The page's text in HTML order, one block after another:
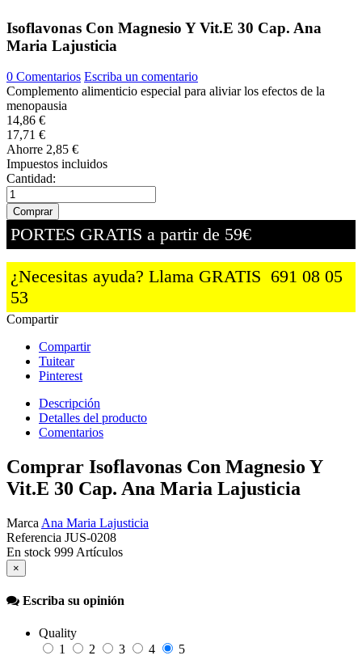
Isoflavonas Con Magnesio Y Vit.E 30 Cap. Ana
Maria Lajusticia
0 Comentarios Escriba un comentario
Complemento alimenticio especial para aliviar los efectos de la
menopausia
14,86 €
17,71 €
Ahorre 2,85 €
Impuestos incluidos
Cantidad:
Comprar
PORTES GRATIS a partir de 59€
¿Necesitas ayuda? Llama GRATIS 691 08 05
53
Compartir
Compartir
Tuitear
Pinterest
Descripción
Detalles del producto
Comentarios
Comprar Isoflavonas Con Magnesio Y
Vit.E 30 Cap. Ana Maria Lajusticia
Marca Ana Maria Lajusticia
Referencia JUS-0208
En stock 999 Artículos
×
Escriba su opinión
Quality
1
2 3 4 5